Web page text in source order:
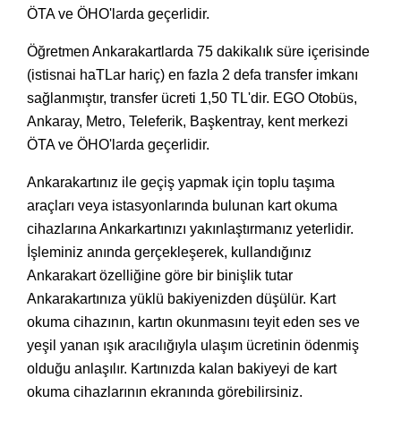
ÖTA ve ÖHO'larda geçerlidir.
Öğretmen Ankarakartlarda 75 dakikalık süre içerisinde
(istisnai haTLar hariç) en fazla 2 defa transfer imkanı
sağlanmıştır, transfer ücreti 1,50 TL'dir. EGO Otobüs,
Ankaray, Metro, Teleferik, Başkentray, kent merkezi
ÖTA ve ÖHO'larda geçerlidir.
Ankarakartınız ile geçiş yapmak için toplu taşıma
araçları veya istasyonlarında bulunan kart okuma
cihazlarına Ankarkartınızı yakınlaştırmanız yeterlidir.
İşleminiz anında gerçekleşerek, kullandığınız
Ankarakart özelliğine göre bir binişlik tutar
Ankarakartınıza yüklü bakiyenizden düşülür. Kart
okuma cihazının, kartın okunmasını teyit eden ses ve
yeşil yanan ışık aracılığıyla ulaşım ücretinin ödenmiş
olduğu anlaşılır. Kartınızda kalan bakiyeyi de kart
okuma cihazlarının ekranında görebilirsiniz.